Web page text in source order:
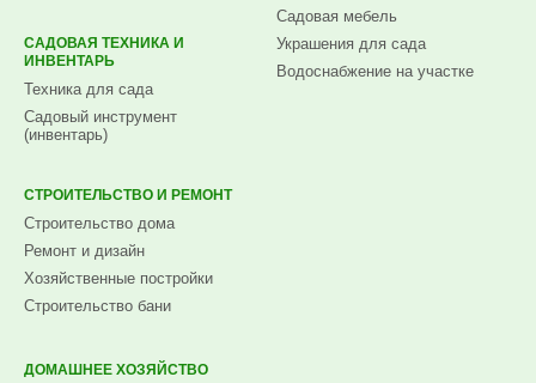
САДОВАЯ ТЕХНИКА И
ИНВЕНТАРЬ
Техника для сада
Садовый инструмент
(инвентарь)
Садовая мебель
Украшения для сада
Водоснабжение на участке
СТРОИТЕЛЬСТВО И РЕМОНТ
Строительство дома
Ремонт и дизайн
Хозяйственные постройки
Строительство бани
ДОМАШНЕЕ ХОЗЯЙСТВО